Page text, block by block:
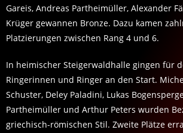
Gareis, Andreas Partheimüller, Alexander
Krüger gewannen Bronze. Dazu kamen
Platzierungen zwischen Rang 4 und 6.
In heimischer Steigerwaldhalle gingen für
Ringerinnen und Ringer an den Start.
Schuster, Deley Paladini, Lukas
Partheimüller und Arthur Peters wurden
griechisch-römischen Stil. Zweite Plätze